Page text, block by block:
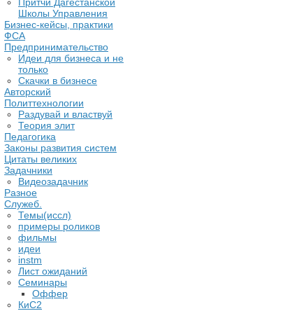
Школы Управления
Бизнес-кейсы, практики
ФСА
Предпринимательство
Идеи для бизнеса и не
только
Скачки в бизнесе
Авторский
Политтехнологии
Раздувай и властвуй
Теория элит
​Педагогика
Законы развития систем
Цитаты великих
Задачники
Видеозадачник
Разное
Служеб.
Темы(иссл)
примеры роликов
фильмы
идеи
instm
Лист ожиданий
Семинары
Оффер
КиС2